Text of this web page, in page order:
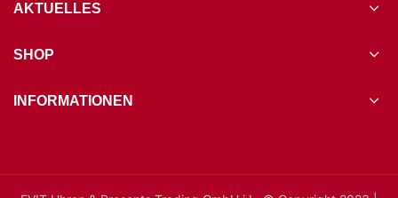
AKTUELLES
SHOP
INFORMATIONEN